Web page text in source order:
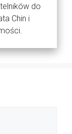
do
Chin i